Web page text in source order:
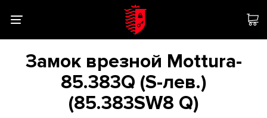
Замок врезной Mottura-
85.383Q (S-лев.)
(85.383SW8 Q)